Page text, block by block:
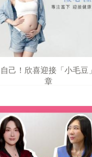
己！欣喜迎接「小毛豆
章